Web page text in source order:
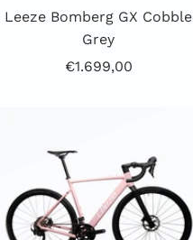
Leeze Bomberg GX Cobble
Grey
Angebotspreis
€1.699,00